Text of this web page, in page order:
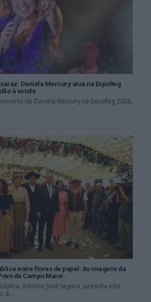
Daniela Mercury atua na ExpoReg
à venda
de Daniela Mercury na ExpoReg 2026,
entre flores de papel: As imagens da
de Campo Maior
António José Seguro, presidiu este
à...